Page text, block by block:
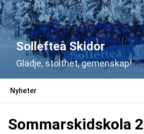
Sollefteå Skidor
Glädje, stolthet, gemenskap!
Nyheter
Sommarskidskola